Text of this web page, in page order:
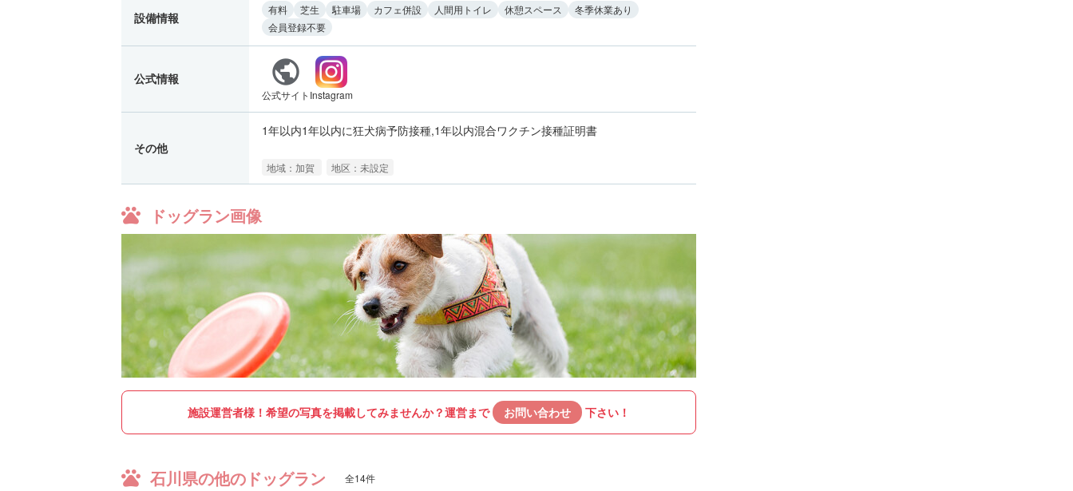
設備情報
有料 芝生 駐車場 カフェ併設 人間用トイレ 休憩スペース
冬季休業あり
会員登録不要
公式情報
公式サイト Instagram
その他
1年以内1年以内に狂犬病予防接種,1年以内混合ワクチン接種証明書
地域：加賀 地区：未設定
ドッグラン画像
施設運営者様！ 希望の写真を掲載してみませんか？運営まで お問い合わせ 下さい！
石川県の他のドッグラン 全14件